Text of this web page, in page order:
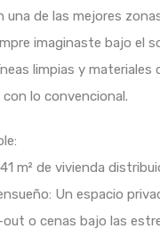
de las mejores
imaginaste bajo el
limpias y
lo convencional.
m² de vivienda
Un espacio
o cenas bajo las